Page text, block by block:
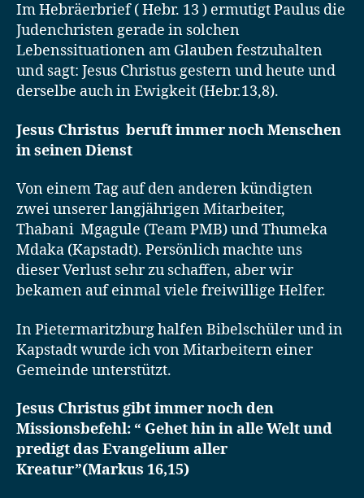
Im Hebräerbrief ( Hebr. 13 ) ermutigt Paulus die
Judenchristen gerade in solchen
Lebenssituationen am Glauben festzuhalten
und sagt: Jesus Christus gestern und heute und
derselbe auch in Ewigkeit (Hebr.13,8).
Jesus Christus beruft immer noch Menschen
in seinen Dienst
Von einem Tag auf den anderen kündigten
zwei unserer langjährigen Mitarbeiter,
Thabani Mgagule (Team PMB) und Thumeka
Mdaka (Kapstadt). Persönlich machte uns
dieser Verlust sehr zu schaffen, aber wir
bekamen auf einmal viele freiwillige Helfer.
In Pietermaritzburg halfen Bibelschüler und in
Kapstadt wurde ich von Mitarbeitern einer
Gemeinde unterstützt.
Jesus Christus gibt immer noch den
Missionsbefehl: “ Gehet hin in alle Welt und
predigt das Evangelium aller
Kreatur”(Markus 16,15)